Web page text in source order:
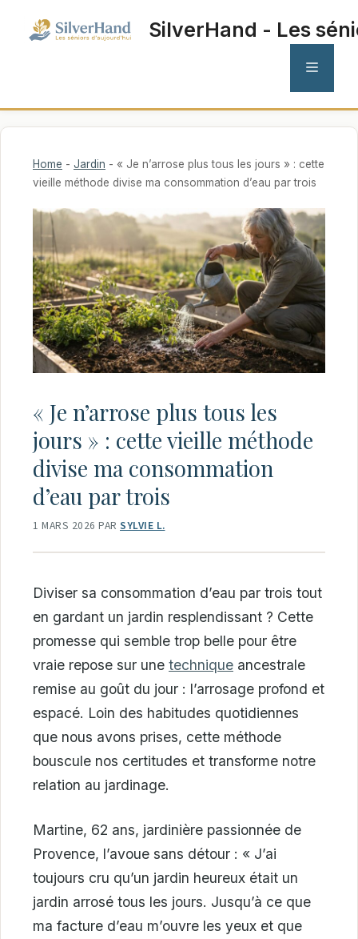
SilverHand - Les
MENU
Home - Jardin - « Je n’arrose plus tous les jours » : cette
vieille méthode divise ma consommation d’eau par trois
« Je n’arrose plus tous les
jours » : cette vieille méthode
divise ma consommation
d’eau par trois
1 MARS 2026 PAR SYLVIE L.
Diviser sa consommation d’eau par trois tout
en gardant un jardin resplendissant ? Cette
promesse qui semble trop belle pour être
vraie repose sur une technique ancestrale
remise au goût du jour : l’arrosage profond et
espacé. Loin des habitudes quotidiennes
que nous avons prises, cette méthode
bouscule nos certitudes et transforme notre
relation au jardinage.
Martine, 62 ans, jardinière passionnée de
Provence, l’avoue sans détour : « J’ai
toujours cru qu’un jardin heureux était un
jardin arrosé tous les jours. Jusqu’à ce que
ma facture d’eau m’ouvre les yeux et que